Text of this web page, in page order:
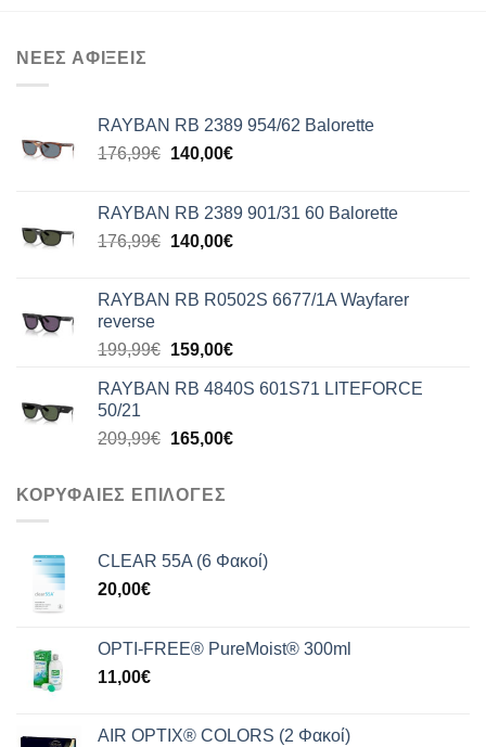
ΝΕΕΣ ΑΦΙΞΕΙΣ
RAYBAN RB 2389 954/62 Balorette
176,99€ Original
176,99€.
140,00€Η
είναι:
140,00€.
RAYBAN RB 2389 901/31 60 Balorette
176,99€ Original
176,99€.
140,00€Η
είναι:
RAYBAN RB R0502S 6677/1A Wayfarer
reverse
199,99€ Original
was:
159,00€Η
τιμή
159,00€.
RAYBAN RB 4840S 601S71 LITEFORCE
50/21
209,99€ Original
209,99€.
165,00€Η
ΚΟΡΥΦΑΙΕΣ ΕΠΙΛΟΓΕΣ
CLEAR 55A (6 Φακοί)
20,00€
OPTI-FREE® PureMoist® 300ml
11,00€
AIR OPTIX® COLORS (2 Φακοί)